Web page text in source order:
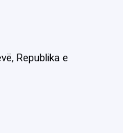
Republika e